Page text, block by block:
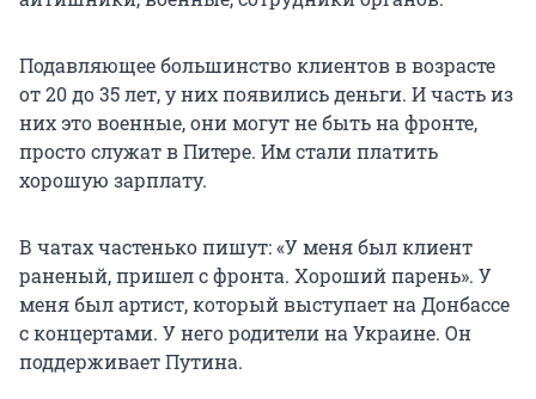
Подавляющее большинство клиентов в возрасте
от 20 до 35 лет, у них появились деньги. И часть из
них это военные, они могут не быть на фронте,
просто служат в Питере. Им стали платить
хорошую зарплату.
В чатах частенько пишут: «У меня был клиент
раненый, пришел с фронта. Хороший парень». У
меня был артист, который выступает на Донбассе
с концертами. У него родители на Украине. Он
поддерживает Путина.